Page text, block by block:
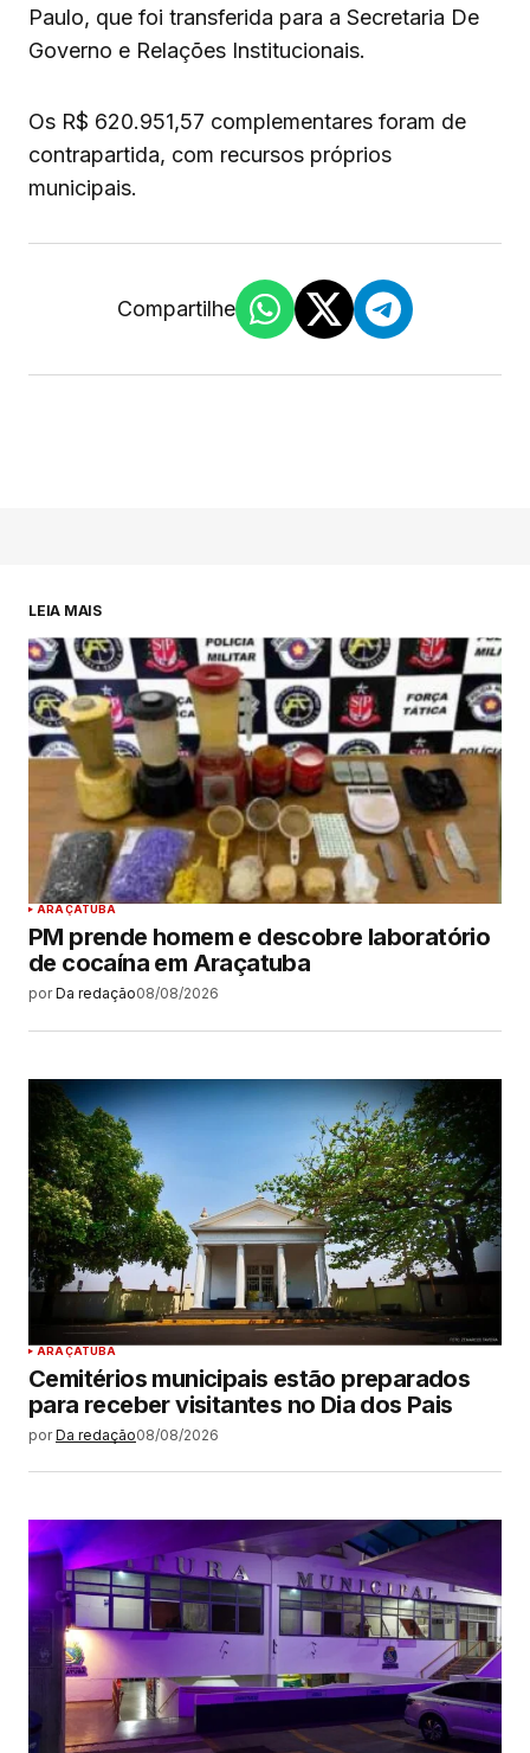
Paulo, que foi transferida para a Secretaria De
Governo e Relações Institucionais.
Os R$ 620.951,57 complementares foram de
contrapartida, com recursos próprios
municipais.
Compartilhe
LEIA MAIS
ARAÇATUBA
PM prende homem e descobre laboratório
de cocaína em Araçatuba
por Da redação08/08/2026
ARAÇATUBA
Cemitérios municipais estão preparados
para receber visitantes no Dia dos Pais
por Da redação08/08/2026